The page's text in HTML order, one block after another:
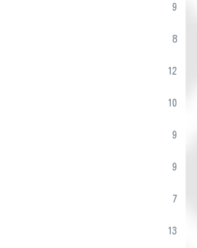
9
8
12
10
9
9
7
13